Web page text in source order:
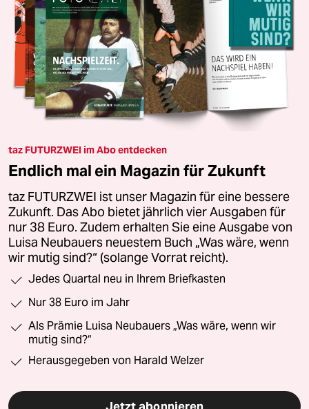
taz FUTURZWEI im Abo entdecken
Endlich mal ein Magazin für Zukunft
taz FUTURZWEI ist unser Magazin für eine bessere
Zukunft. Das Abo bietet jährlich vier Ausgaben für
nur 38 Euro. Zudem erhalten Sie eine Ausgabe von
Luisa Neubauers neuestem Buch „Was wäre, wenn
wir mutig sind?“ (solange Vorrat reicht).
Jedes Quartal neu in Ihrem Briefkasten
Nur 38 Euro im Jahr
Als Prämie Luisa Neubauers „Was wäre, wenn wir
mutig sind?“
Herausgegeben von Harald Welzer